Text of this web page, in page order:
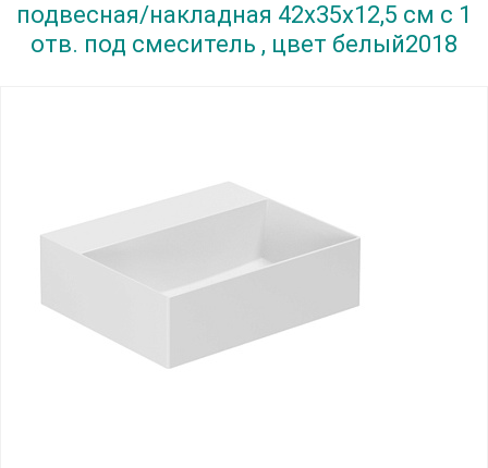
подвесная/накладная 42х35х12,5 см с 1
отв. под смеситель , цвет белый2018